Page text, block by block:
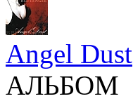
Angel Dust
АЛЬБОМ